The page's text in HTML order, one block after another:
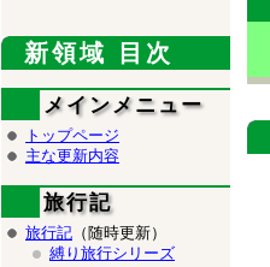
新領域 目次
メインメニュー
トップページ
主な更新内容
旅行記
旅行記 （随時更新）
縛り旅行シリーズ